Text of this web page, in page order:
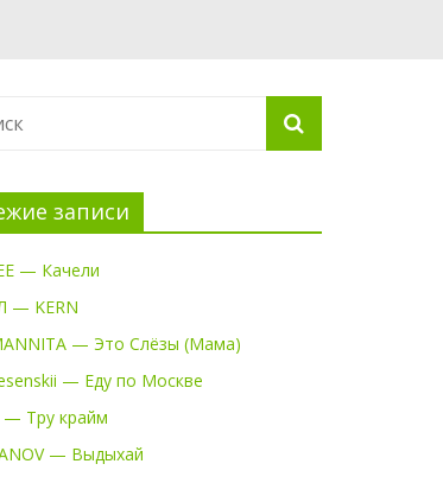
записи
— Качели
— KERN
— Это Слёзы (Мама)
— Еду по Москве
— Тру крайм
— Выдыхай